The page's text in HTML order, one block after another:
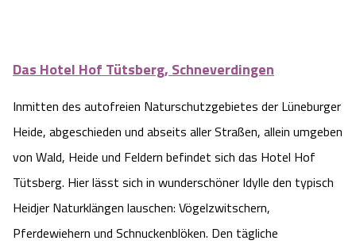
Das Hotel Hof Tütsberg, Schneverdingen
Inmitten des autofreien Naturschutzgebietes der Lüneburger
Heide, abgeschieden und abseits aller Straßen, allein umgeben
von Wald, Heide und Feldern befindet sich das Hotel Hof
Tütsberg. Hier lässt sich in wunderschöner Idylle den typisch
Heidjer Naturklängen lauschen: Vögelzwitschern,
Pferdewiehern und Schnuckenblöken. Den tägliche